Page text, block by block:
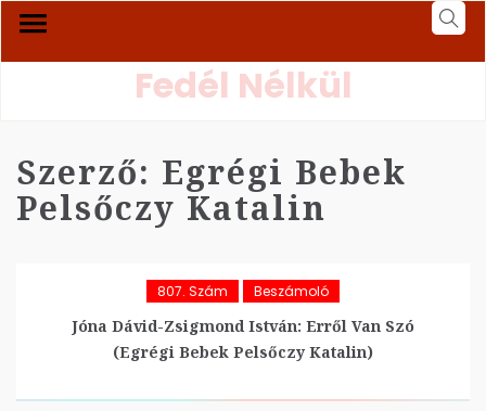
Fedél Nélkül
Szerző: Egrégi Bebek
Pelsőczy Katalin
807. Szám Beszámoló
Jóna Dávid-Zsigmond István: Erről Van Szó
(Egrégi Bebek Pelsőczy Katalin)